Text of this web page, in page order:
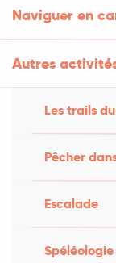
Naviguer en
Autres
Les trails
Pêcher
Escalade
Spéléologie
de
par
Cadet,
à partir